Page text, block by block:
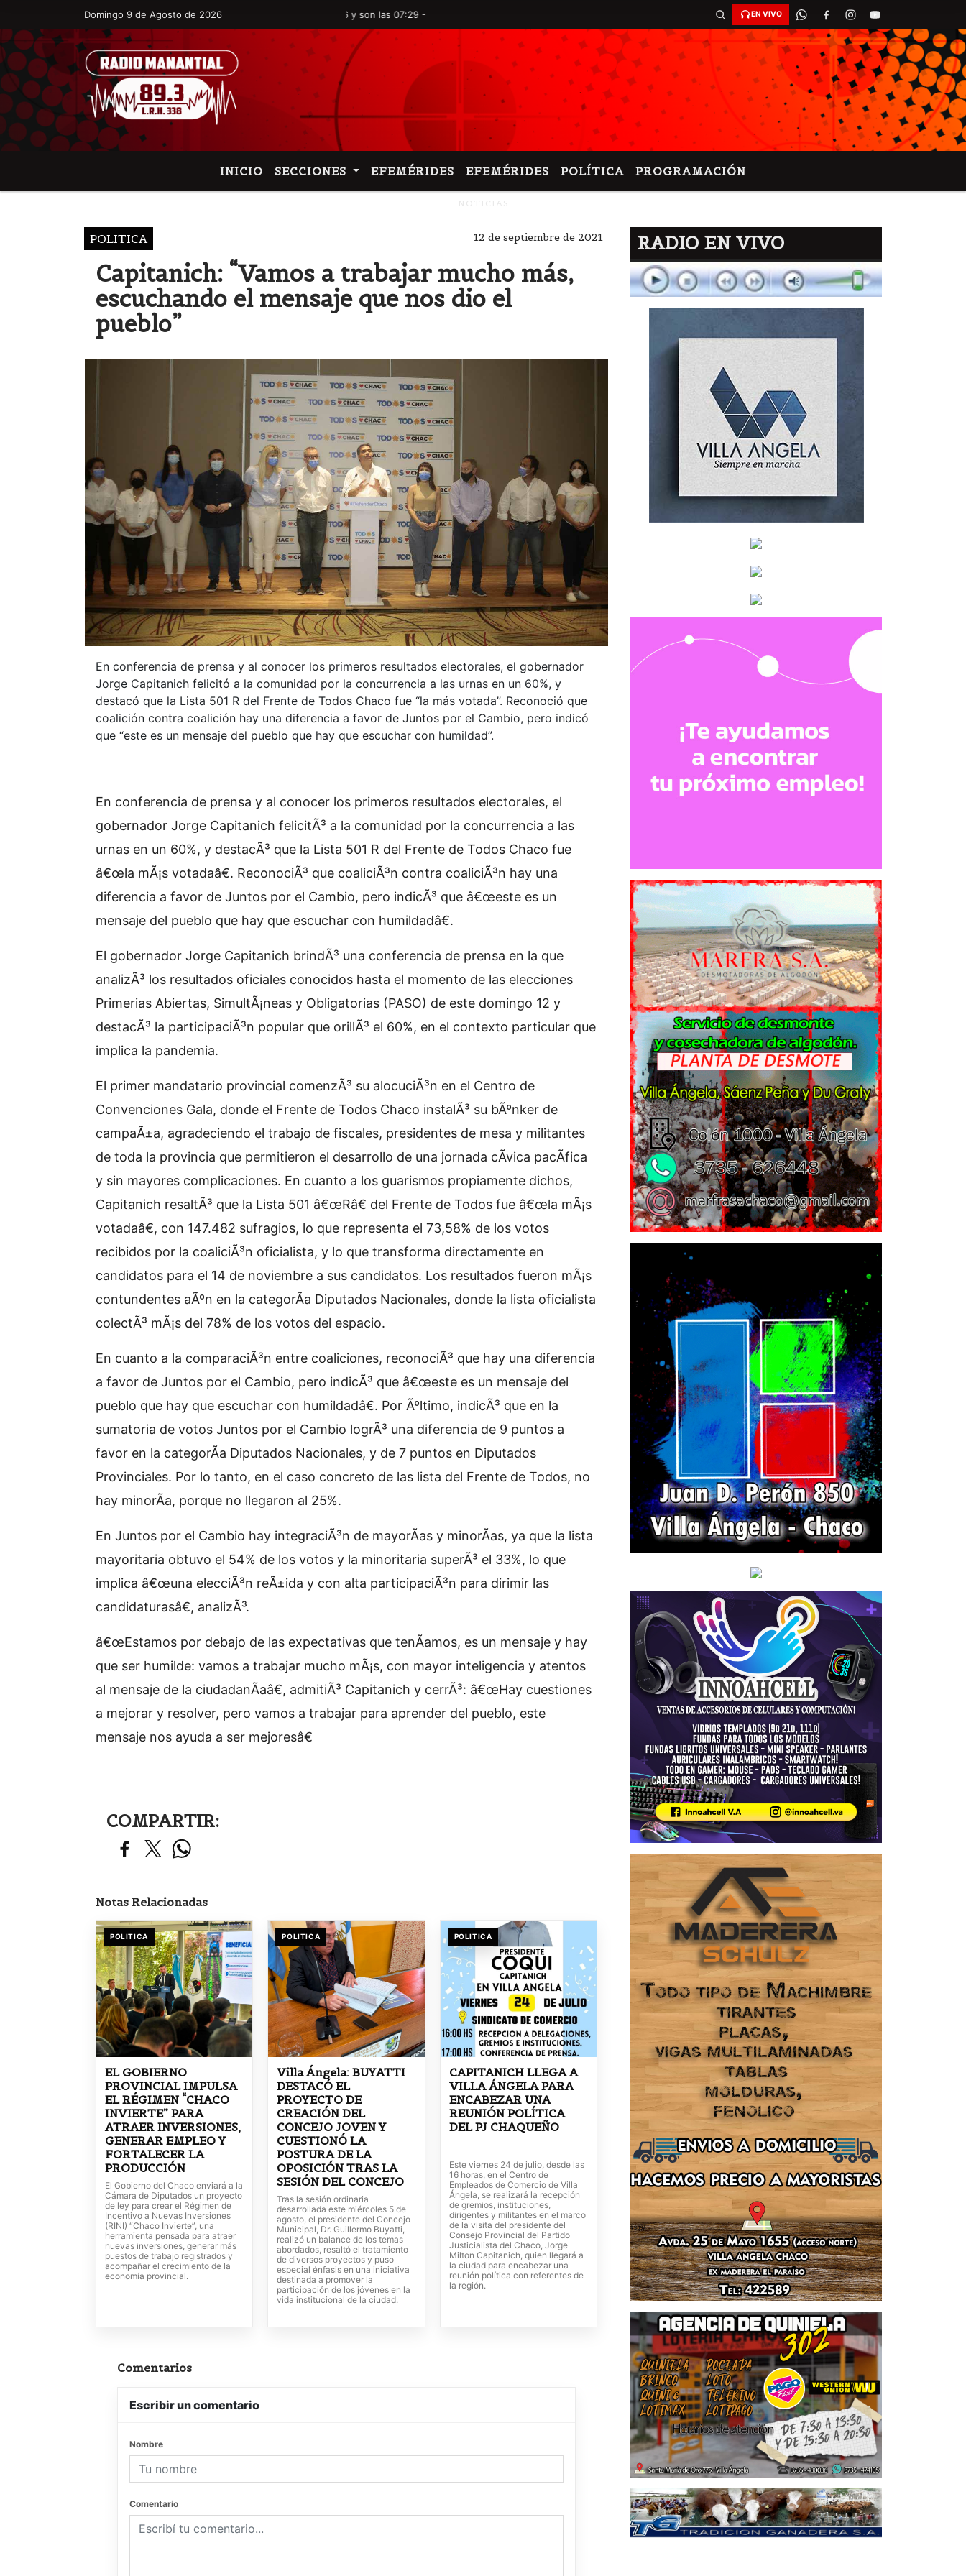
Domingo 9 de Agosto de 2026
Hoy es Domingo 9 de Agosto de 2026 y son las 07:29 - EN VIVO
INICIO SECCIONES EFEMÉRIDES EFEMÉRIDES POLÍTICA PROGRAMACIÓN
POLITICA 12 de septiembre de 2021
Capitanich: “Vamos a trabajar mucho más,
escuchando el mensaje que nos dio el
pueblo”
En conferencia de prensa y al conocer los primeros resultados electorales, el gobernador
Jorge Capitanich felicitó a la comunidad por la concurrencia a las urnas en un 60%, y
destacó que la Lista 501 R del Frente de Todos Chaco fue “la más votada”. Reconoció que
coalición contra coalición hay una diferencia a favor de Juntos por el Cambio, pero indicó
que “este es un mensaje del pueblo que hay que escuchar con humildad”.
En conferencia de prensa y al conocer los primeros resultados electorales, el
gobernador Jorge Capitanich felicitÃ³ a la comunidad por la concurrencia a las
urnas en un 60%, y destacÃ³ que la Lista 501 R del Frente de Todos Chaco fue
â€œla mÃ¡s votadaâ€. ReconociÃ³ que coaliciÃ³n contra coaliciÃ³n hay una
diferencia a favor de Juntos por el Cambio, pero indicÃ³ que â€œeste es un
mensaje del pueblo que hay que escuchar con humildadâ€.
El gobernador Jorge Capitanich brindÃ³ una conferencia de prensa en la que
analizÃ³ los resultados oficiales conocidos hasta el momento de las elecciones
Primerias Abiertas, SimultÃ¡neas y Obligatorias (PASO) de este domingo 12 y
destacÃ³ la participaciÃ³n popular que orillÃ³ el 60%, en el contexto particular que
implica la pandemia.
El primer mandatario provincial comenzÃ³ su alocuciÃ³n en el Centro de
Convenciones Gala, donde el Frente de Todos Chaco instalÃ³ su bÃºnker de
campaÃ±a, agradeciendo el trabajo de fiscales, presidentes de mesa y militantes
de toda la provincia que permitieron el desarrollo de una jornada cÃ­vica pacÃ­fica
y sin mayores complicaciones. En cuanto a los guarismos propiamente dichos,
Capitanich resaltÃ³ que la Lista 501 â€œRâ€ del Frente de Todos fue â€œla mÃ¡s
votadaâ€, con 147.482 sufragios, lo que representa el 73,58% de los votos
recibidos por la coaliciÃ³n oficialista, y lo que transforma directamente en
candidatos para el 14 de noviembre a sus candidatos. Los resultados fueron mÃ¡s
contundentes aÃºn en la categorÃ­a Diputados Nacionales, donde la lista oficialista
colectÃ³ mÃ¡s del 78% de los votos del espacio.
En cuanto a la comparaciÃ³n entre coaliciones, reconociÃ³ que hay una diferencia
a favor de Juntos por el Cambio, pero indicÃ³ que â€œeste es un mensaje del
pueblo que hay que escuchar con humildadâ€. Por Ãºltimo, indicÃ³ que en la
sumatoria de votos Juntos por el Cambio logrÃ³ una diferencia de 9 puntos a
favor en la categorÃ­a Diputados Nacionales, y de 7 puntos en Diputados
Provinciales. Por lo tanto, en el caso concreto de las lista del Frente de Todos, no
hay minorÃ­a, porque no llegaron al 25%.
En Juntos por el Cambio hay integraciÃ³n de mayorÃ­as y minorÃ­as, ya que la lista
mayoritaria obtuvo el 54% de los votos y la minoritaria superÃ³ el 33%, lo que
implica â€œuna elecciÃ³n reÃ±ida y con alta participaciÃ³n para dirimir las
candidaturasâ€, analizÃ³.
â€œEstamos por debajo de las expectativas que tenÃ­amos, es un mensaje y hay
que ser humilde: vamos a trabajar mucho mÃ¡s, con mayor inteligencia y atentos
al mensaje de la ciudadanÃ­aâ€, admitiÃ³ Capitanich y cerrÃ³: â€œHay cuestiones
a mejorar y resolver, pero vamos a trabajar para aprender del pueblo, este
mensaje nos ayuda a ser mejoresâ€
COMPARTIR:
Notas Relacionadas
POLITICA
EL GOBIERNO
PROVINCIAL IMPULSA
EL RÉGIMEN “CHACO
INVIERTE” PARA
ATRAER INVERSIONES,
GENERAR EMPLEO Y
FORTALECER LA
PRODUCCIÓN
El Gobierno del Chaco enviará a la
Cámara de Diputados un proyecto
de ley para crear el Régimen de
Incentivo a Nuevas Inversiones
(RINI) “Chaco Invierte”, una
herramienta pensada para atraer
nuevas inversiones, generar más
puestos de trabajo registrados y
acompañar el crecimiento de la
economía provincial.
POLITICA
Villa Ángela: BUYATTI
DESTACÓ EL
PROYECTO DE
CREACIÓN DEL
CONCEJO JOVEN Y
CUESTIONÓ LA
POSTURA DE LA
OPOSICIÓN TRAS LA
SESIÓN DEL CONCEJO
Tras la sesión ordinaria
desarrollada este miércoles 5 de
agosto, el presidente del Concejo
Municipal, Dr. Guillermo Buyatti,
realizó un balance de los temas
abordados, resaltó el tratamiento
de diversos proyectos y puso
especial énfasis en una iniciativa
destinada a promover la
participación de los jóvenes en la
vida institucional de la ciudad.
POLITICA
CAPITANICH LLEGA A
VILLA ÁNGELA PARA
ENCABEZAR UNA
REUNIÓN POLÍTICA
DEL PJ CHAQUEÑO
Este viernes 24 de julio, desde las
16 horas, en el Centro de
Empleados de Comercio de Villa
Ángela, se realizará la recepción
de gremios, instituciones,
dirigentes y militantes en el marco
de la visita del presidente del
Consejo Provincial del Partido
Justicialista del Chaco, Jorge
Milton Capitanich, quien llegará a
la ciudad para encabezar una
reunión política con referentes de
la región.
Comentarios
Escribir un comentario
Nombre
Comentario
RADIO EN VIVO